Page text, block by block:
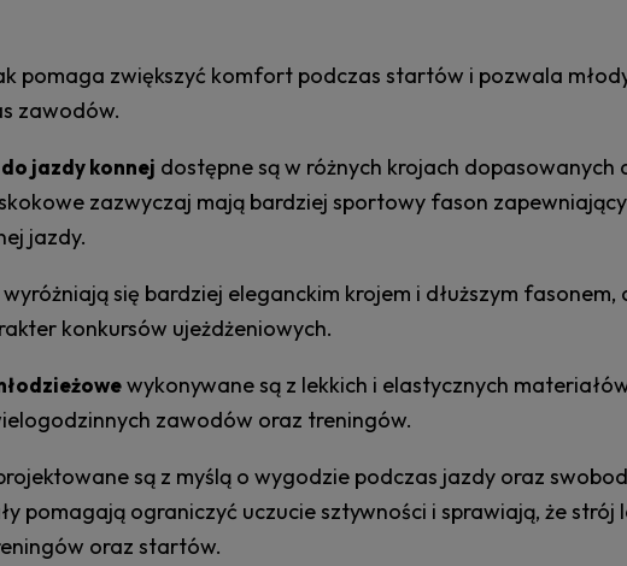
pomaga zwiększyć komfort podczas startów i pozwala
zawodów.
jazdy konnej dostępne są w różnych krojach
zazwyczaj mają bardziej sportowy fason
jazdy.
się bardziej eleganckim krojem i dłuższym
konkursów ujeżdżeniowych.
wykonywane są z lekkich i elastycznych
zawodów oraz treningów.
są z myślą o wygodzie podczas jazdy oraz
pomagają ograniczyć uczucie sztywności i sprawiają, że strój
oraz startów.